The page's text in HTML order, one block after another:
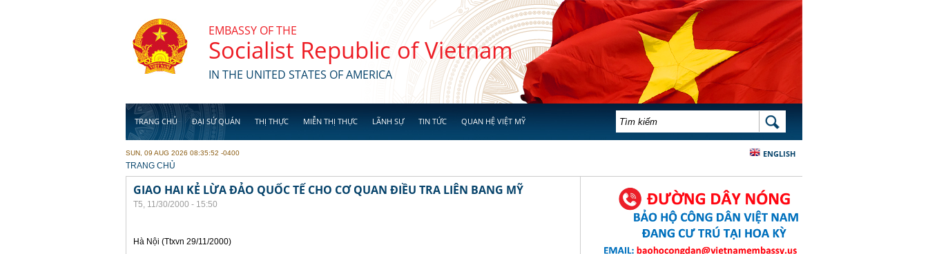
EMBASSY OF THE
Socialist Republic of Vietnam
IN THE UNITED STATES OF AMERICA
TRANG CHỦ ĐẠI SỨ QUÁN THỊ THỰC MIỄN THỊ THỰC LÃNH SỰ TIN TỨC QUAN HỆ VIỆT MỸ BIỂU MẪU TÌM KIẾM TÌM KIẾM
ENGLISH
SUN, 09 AUG 2026 08:35:52 -0400
YOU ARE HERE
TRANG CHỦ
GIAO HAI KẺ LỪA ĐẢO QUỐC TẾ CHO CƠ QUAN ĐIỀU TRA LIÊN BANG MỸ
T5, 11/30/2000 - 15:50
Hà Nội (Ttxvn 29/11/2000)